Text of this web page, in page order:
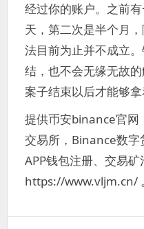
经过你的账户。之前
天，第二次是半个月
法目前为止并不成立
结，也不会无缘无故
案子结束以后才能够
提供币安binance官网
交易所，Binance数字
APP钱包注册、交易
https://www.vljm.cn/ 。